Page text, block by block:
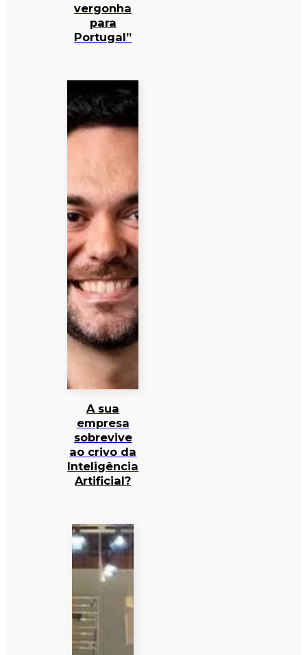
vergonha
para
Portugal”
A sua
empresa
sobrevive
ao crivo da
Inteligência
Artificial?